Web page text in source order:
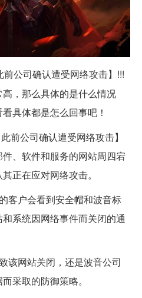
前公司确认遭受网络攻击】!!!
，那么具体的是什么情况
具体都是怎么回事吧！
前公司确认遭受网络攻击】
、软件和服务的网站周四宕
正在应对网络攻击。
客户会看到安全帽和波音标
系统因网络事件而关闭的通
该网站关闭，还是波音公司
采取的防御策略。